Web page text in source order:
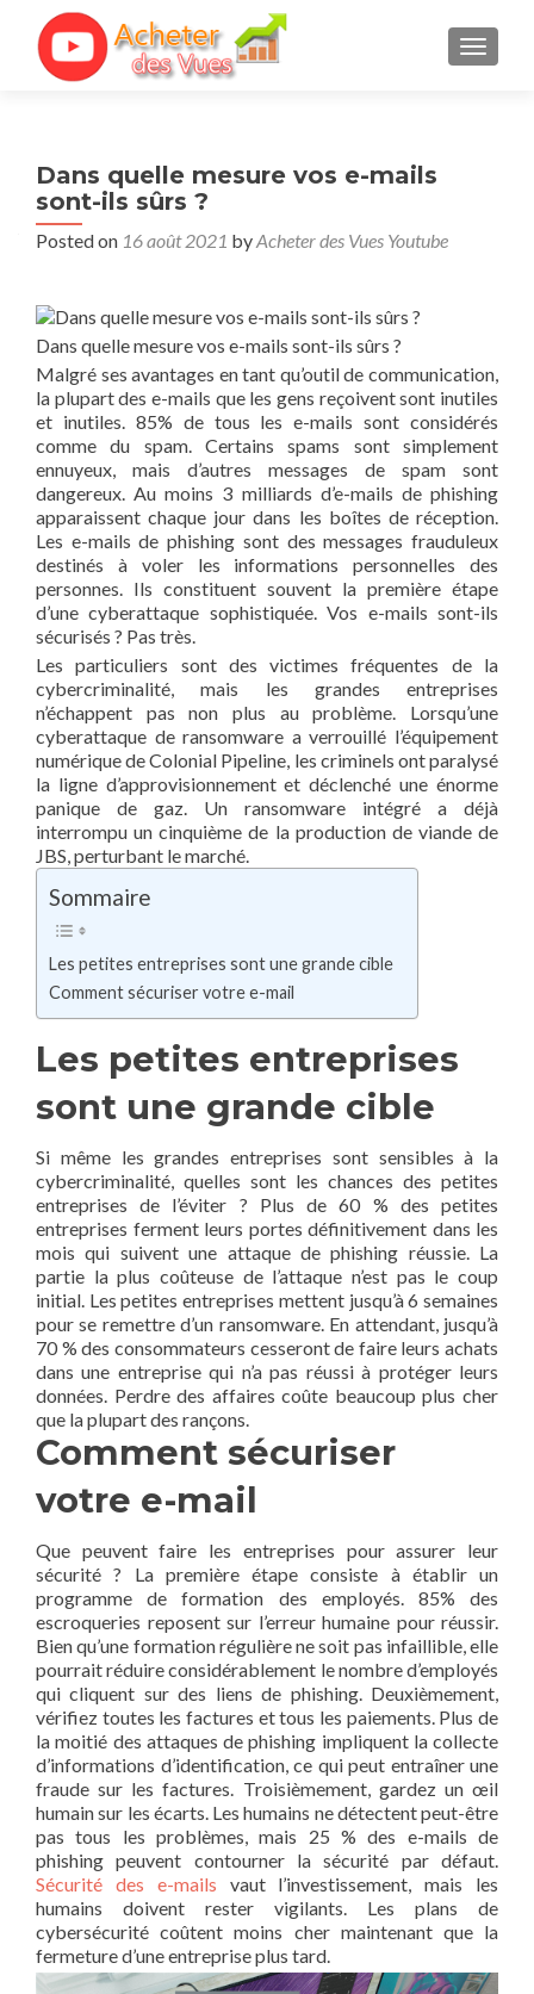
Dans quelle mesure vos e-mails
sont-ils sûrs ?
Posted on 16 août 2021 byAcheter des Vues Youtube
Dans quelle mesure vos e-mails sont-ils sûrs ?
Malgré ses avantages en tant qu’outil de communication,
la plupart des e-mails que les gens reçoivent sont inutiles
et inutiles. 85% de tous les e-mails sont considérés
comme du spam. Certains spams sont simplement
ennuyeux, mais d’autres messages de spam sont
dangereux. Au moins 3 milliards d’e-mails de phishing
apparaissent chaque jour dans les boîtes de réception.
Les e-mails de phishing sont des messages frauduleux
destinés à voler les informations personnelles des
personnes. Ils constituent souvent la première étape
d’une cyberattaque sophistiquée. Vos e-mails sont-ils
sécurisés ? Pas très.
Les particuliers sont des victimes fréquentes de la
cybercriminalité, mais les grandes entreprises
n’échappent pas non plus au problème. Lorsqu’une
cyberattaque de ransomware a verrouillé l’équipement
numérique de Colonial Pipeline, les criminels ont paralysé
la ligne d’approvisionnement et déclenché une énorme
panique de gaz. Un ransomware intégré a déjà
interrompu un cinquième de la production de viande de
JBS, perturbant le marché.
Sommaire
Les petites entreprises sont une grande cible
Comment sécuriser votre e-mail
Les petites entreprises
sont une grande cible
Si même les grandes entreprises sont sensibles à la
cybercriminalité, quelles sont les chances des petites
entreprises de l’éviter ? Plus de 60 % des petites
entreprises ferment leurs portes définitivement dans les
mois qui suivent une attaque de phishing réussie. La
partie la plus coûteuse de l’attaque n’est pas le coup
initial. Les petites entreprises mettent jusqu’à 6 semaines
pour se remettre d’un ransomware. En attendant, jusqu’à
70 % des consommateurs cesseront de faire leurs achats
dans une entreprise qui n’a pas réussi à protéger leurs
données. Perdre des affaires coûte beaucoup plus cher
que la plupart des rançons.
Comment sécuriser
votre e-mail
Que peuvent faire les entreprises pour assurer leur
sécurité ? La première étape consiste à établir un
programme de formation des employés. 85% des
escroqueries reposent sur l’erreur humaine pour réussir.
Bien qu’une formation régulière ne soit pas infaillible, elle
pourrait réduire considérablement le nombre d’employés
qui cliquent sur des liens de phishing. Deuxièmement,
vérifiez toutes les factures et tous les paiements. Plus de
la moitié des attaques de phishing impliquent la collecte
d’informations d’identification, ce qui peut entraîner une
fraude sur les factures. Troisièmement, gardez un œil
humain sur les écarts. Les humains ne détectent peut-être
pas tous les problèmes, mais 25 % des e-mails de
phishing peuvent contourner la sécurité par défaut.
Sécurité des e-mails vaut l’investissement, mais les
humains doivent rester vigilants. Les plans de
cybersécurité coûtent moins cher maintenant que la
fermeture d’une entreprise plus tard.